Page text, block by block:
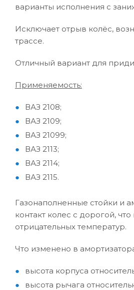
варианты исполнения с
Исключает отрыв колёс,
трассе.
Отличный вариант для
Применяемость:
ВАЗ 2108;
ВАЗ 2109;
ВАЗ 21099;
ВАЗ 2113;
ВАЗ 2114;
ВАЗ 2115.
Газонаполненные стойки и
контакт колес с дорогой,
отрицательных температур.
Что изменено в
высота корпуса
высота рычага